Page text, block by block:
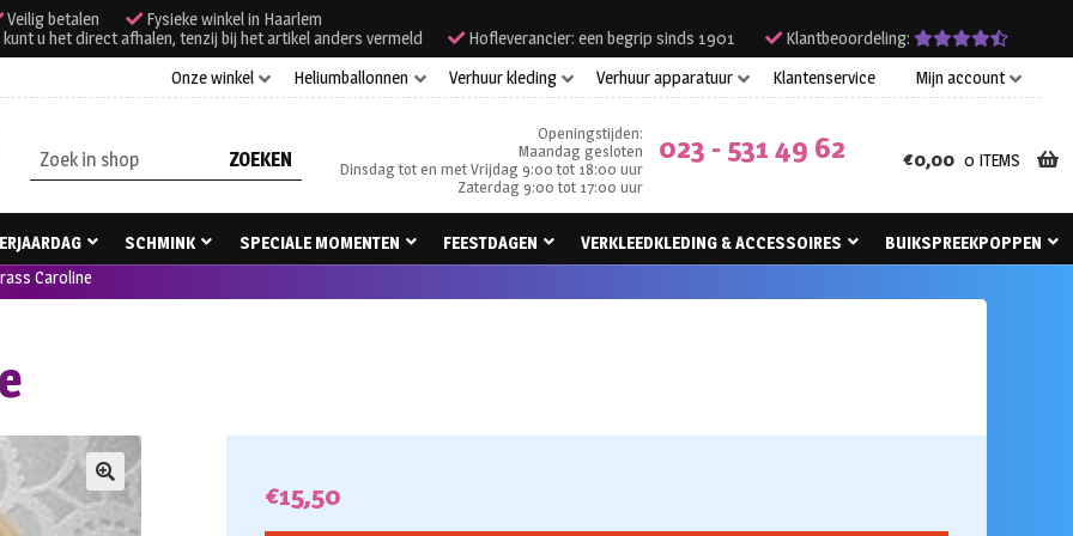
Veilig betalen
Fysieke winkel in Haarlem
u het direct afhalen, tenzij bij het artikel anders vermeld
Hofleverancier: een begrip sinds 1901
Klantbeoordeling:
Onze winkel
Heliumballonnen Verhuur kleding Verhuur apparatuur Klantenservice Mijn account
Zoeken
naar:
Openingstijden:
Maandag gesloten
Dinsdag tot en met Vrijdag 9:00 tot 18:00 uur
Zaterdag 9:00 tot 17:00 uur
023 - 531 49 62 €0,00 0 ITEMS
SCHMINK SPECIALE MOMENTEN FEESTDAGEN VERKLEEDKLEDING & ACCESSOIRES
BUIKSPREEKPOPPEN
Caroline
🔍 €15,50